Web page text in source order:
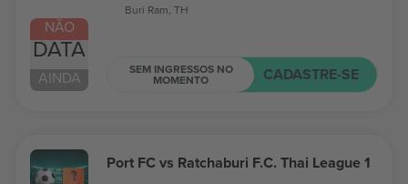
NÃO
DATA
AINDA
Buri Ram, TH
SEM INGRESSOS NO
MOMENTO CADASTRE-SE
Port FC vs Ratchaburi F.C. Thai League 1